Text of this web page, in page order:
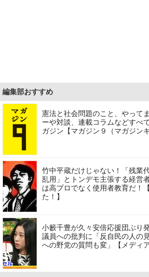
編集部おすすめ
憲法と社会問題のこと、やって
ーや対談、連載コラムなどすべ
ガジン【マガジン９（マガジン
竹中平蔵だけじゃない！「残業
乱用」とトンデモ主張する経営
は高プロでなく使用者教育だ！
た！】
小籔千豊が久々安倍応援団ぶり
議員への批判に「反自民の人の
への野党の質問も変」【メディ